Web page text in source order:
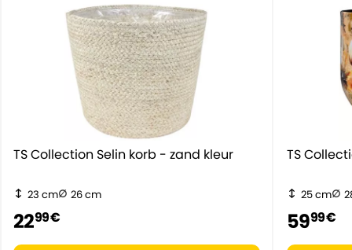
TS Collection Selin korb - zand kleur
23 cm 26 cm
2299 €
TS
25 cm
5999 €